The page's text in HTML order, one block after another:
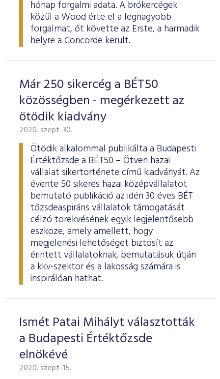
hónap forgalmi adata. A brókercégek
közül a Wood érte el a legnagyobb
forgalmat, őt követte az Erste, a harmadik
helyre a Concorde került.
Már 250 sikercég a BÉT50
közösségben - megérkezett az
ötödik kiadvány
2020. szept. 30.
Ötödik alkalommal publikálta a Budapesti
Értéktőzsde a BÉT50 – Ötven hazai
vállalat sikertörténete című kiadványát. Az
évente 50 sikeres hazai középvállalatot
bemutató publikáció az idén 30 éves BÉT
tőzsdeaspiráns vállalatok támogatását
célzó törekvésének egyik legjelentősebb
eszköze, amely amellett, hogy
megjelenési lehetőséget biztosít az
érintett vállalatoknak, bemutatásuk útján
a kkv-szektor és a lakosság számára is
inspirálóan hathat.
Ismét Patai Mihályt választották
a Budapesti Értéktőzsde
elnökévé
2020. szept. 15.